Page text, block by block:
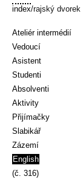
index/rajský dvorek
Ateliér intermédií
Vedoucí
Asistent
Studenti
Absolventi
Aktivity
Přijímačky
Slabikář
Zázemí
English
(č. 316)